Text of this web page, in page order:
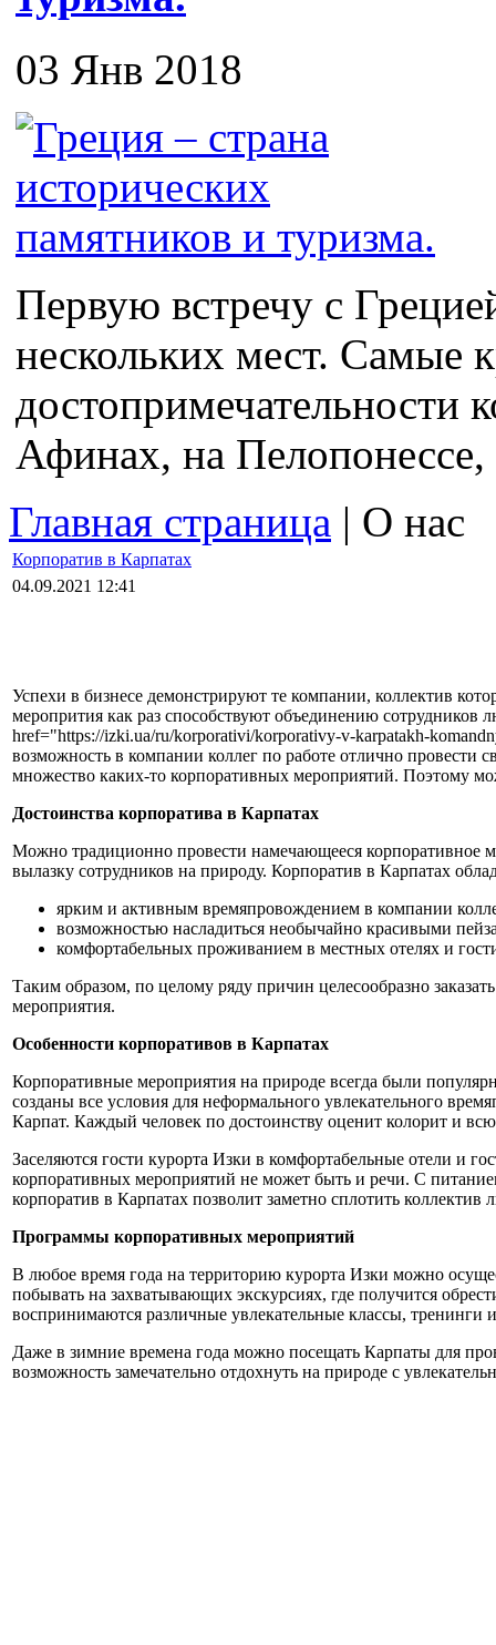
03 Янв 2018
Первую встречу с
нескольких мест. Самые
достопримечательности
Афинах, на
Главная страница | О нас
Корпоратив в Карпатах
04.09.2021 12:41
Успехи в бизнесе демонстрируют те компании, коллектив
меропрития как раз способствуют объединению сотрудников
href="https://izki.ua/ru/korporativi/korporativy-v-karpatakh-
возможность в компании коллег по работе отлично провести
множество каких-то корпоративных мероприятий. Поэтому
Достоинства корпоратива в Карпатах
Можно традиционно провести намечающееся корпоративное
вылазку сотрудников на природу. Корпоратив в Карпатах
ярким и активным времяпровождением в компании
возможностью насладиться необычайно красивыми
комфортабельных проживанием в местных отелях и
Таким образом, по целому ряду причин целесообразно
мероприятия.
Особенности корпоративов в Карпатах
Корпоративные мероприятия на природе всегда были
созданы все условия для неформального увлекательного
Карпат. Каждый человек по достоинству оценит колорит и
Заселяются гости курорта Изки в комфортабельные отели и
корпоративных мероприятий не может быть и речи. С
корпоратив в Карпатах позволит заметно сплотить
Программы корпоративных мероприятий
В любое время года на территорию курорта Изки можно
побывать на захватывающих экскурсиях, где получится
воспринимаются различные увлекательные классы, тренинги
Даже в зимние времена года можно посещать Карпаты для
возможность замечательно отдохнуть на природе с